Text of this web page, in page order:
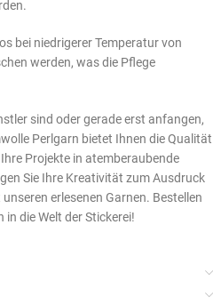
bei niedrigerer Temperatur von
werden, was die Pflege
sind oder gerade erst anfangen,
Perlgarn bietet Ihnen die Qualität
Projekte in atemberaubende
Sie Ihre Kreativität zum Ausdruck
erlesenen Garnen. Bestellen
in die Welt der Stickerei!